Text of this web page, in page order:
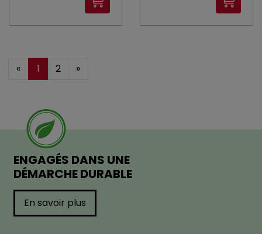
« 1 2 »
ENGAGÉS DANS UNE
DÉMARCHE DURABLE
En savoir plus